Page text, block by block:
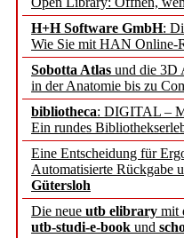
H+H Software GmbH:
Wie Sie mit HAN Online-
Sobotta Atlas und die 3D
in der Anatomie bis zu
bibliotheca: DIGITAL –
Ein rundes
Eine Entscheidung für
Automatisierte Rückgabe
Gütersloh
Die neue utb elibrary mit
utb-studi-e-book und
und die
Francke
EBSCO